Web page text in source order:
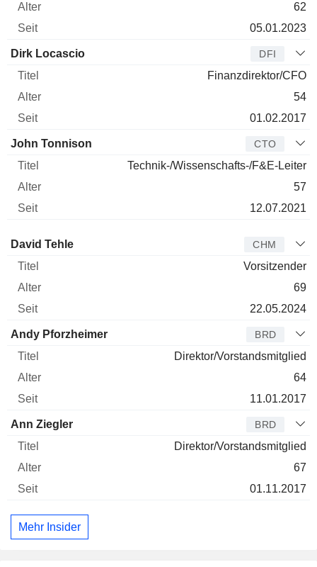
62
05.01.2023
Dirk Locascio DFI
Finanzdirektor/CFO
54
01.02.2017
John Tonnison CTO
Technik-/Wissenschafts-/F&E-Leiter
57
12.07.2021
Verwaltungsratsmitglied
David Tehle CHM
Vorsitzender
69
22.05.2024
Andy Pforzheimer BRD
Direktor/Vorstandsmitglied
64
11.01.2017
Ann Ziegler BRD
Direktor/Vorstandsmitglied
67
01.11.2017
Mehr Insider